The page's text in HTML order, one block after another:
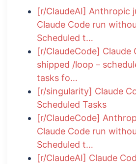
[r/ClaudeAI] Anthropic
Claude Code run
Scheduled t…
[r/ClaudeCode] Claude
shipped /loop –
tasks fo…
[r/singularity] Claude
Scheduled Tasks
[r/ClaudeCode]
Claude Code run
Scheduled t…
[r/ClaudeAI] Claude